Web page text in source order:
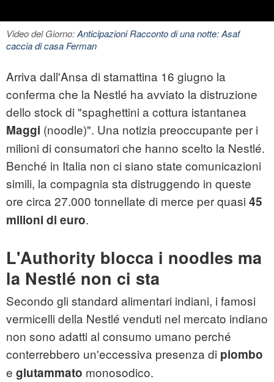
Video del Giorno:Anticipazioni Racconto di una notte: Asaf
caccia di casa Ferman
Arriva dall'Ansa di stamattina 16 giugno la
conferma che la Nestlé ha avviato la distruzione
dello stock di "spaghettini a cottura istantanea
Maggi (noodle)". Una notizia preoccupante per i
milioni di consumatori che hanno scelto la Nestlé.
Benché in Italia non ci siano state comunicazioni
simili, la compagnia sta distruggendo in queste
ore circa 27.000 tonnellate di merce per quasi 45
milioni di euro.
L'Authority blocca i noodles ma
la Nestlé non ci sta
Secondo gli standard alimentari indiani, i famosi
vermicelli della Nestlé venduti nel mercato indiano
non sono adatti al consumo umano perché
conterrebbero un'eccessiva presenza di piombo
e glutammato monosodico.